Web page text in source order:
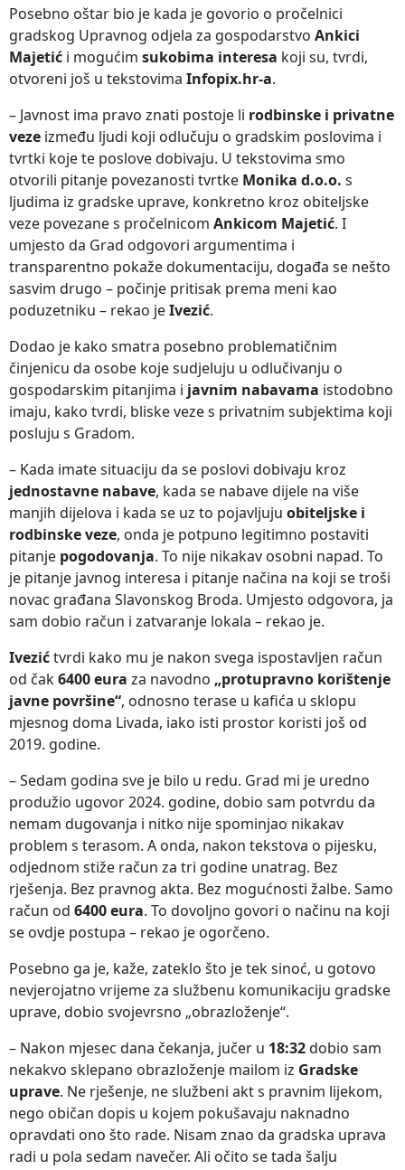
Posebno oštar bio je kada je govorio o pročelnici
gradskog Upravnog odjela za gospodarstvo Ankici
Majetić i mogućim sukobima interesa koji su, tvrdi,
otvoreni još u tekstovima Infopix.hr-a.
– Javnost ima pravo znati postoje li rodbinske i privatne
veze između ljudi koji odlučuju o gradskim poslovima i
tvrtki koje te poslove dobivaju. U tekstovima smo
otvorili pitanje povezanosti tvrtke Monika d.o.o. s
ljudima iz gradske uprave, konkretno kroz obiteljske
veze povezane s pročelnicom Ankicom Majetić. I
umjesto da Grad odgovori argumentima i
transparentno pokaže dokumentaciju, događa se nešto
sasvim drugo – počinje pritisak prema meni kao
poduzetniku – rekao jeIvezić.
Dodao je kako smatra posebno problematičnim
činjenicu da osobe koje sudjeluju u odlučivanju o
gospodarskim pitanjima i javnim nabavama istodobno
imaju, kako tvrdi, bliske veze s privatnim subjektima koji
posluju s Gradom.
– Kada imate situaciju da se poslovi dobivaju kroz
jednostavne nabave, kada se nabave dijele na više
manjih dijelova i kada se uz to pojavljuju obiteljske i
rodbinske veze, onda je potpuno legitimno postaviti
pitanje pogodovanja. To nije nikakav osobni napad. To
je pitanje javnog interesa i pitanje načina na koji se troši
novac građana Slavonskog Broda. Umjesto odgovora, ja
sam dobio račun i zatvaranje lokala – rekao je.
Ivezićtvrdi kako mu je nakon svega ispostavljen račun
od čak6400 eura za navodno „protupravno korištenje
javne površine“, odnosno terase u kafića u sklopu
mjesnog doma Livada, iako isti prostor koristi još od
2019. godine.
– Sedam godina sve je bilo u redu. Grad mi je uredno
produžio ugovor 2024. godine, dobio sam potvrdu da
nemam dugovanja i nitko nije spominjao nikakav
problem s terasom. A onda, nakon tekstova o pijesku,
odjednom stiže račun za tri godine unatrag. Bez
rješenja. Bez pravnog akta. Bez mogućnosti žalbe. Samo
račun od 6400 eura. To dovoljno govori o načinu na koji
se ovdje postupa – rekao je ogorčeno.
Posebno ga je, kaže, zateklo što je tek sinoć, u gotovo
nevjerojatno vrijeme za službenu komunikaciju gradske
uprave, dobio svojevrsno „obrazloženje“.
– Nakon mjesec dana čekanja, jučer u 18:32dobio sam
nekakvo sklepano obrazloženje mailom iz Gradske
uprave. Ne rješenje, ne službeni akt s pravnim lijekom,
nego običan dopis u kojem pokušavaju naknadno
opravdati ono što rade. Nisam znao da gradska uprava
radi u pola sedam navečer. Ali očito se tada šalju